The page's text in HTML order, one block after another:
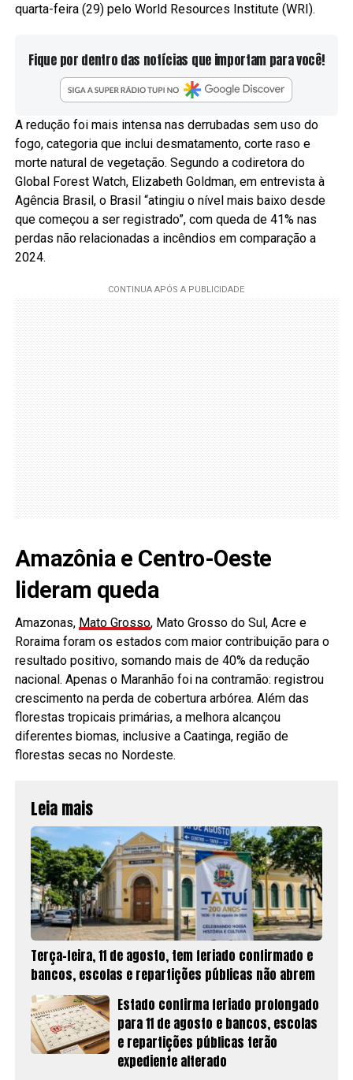
quarta-feira (29) pelo World Resources Institute (WRI).
Fique por dentro das notícias que importam para você!
A redução foi mais intensa nas derrubadas sem uso do
fogo, categoria que inclui desmatamento, corte raso e
morte natural de vegetação. Segundo a codiretora do
Global Forest Watch, Elizabeth Goldman, em entrevista à
Agência Brasil, o Brasil “atingiu o nível mais baixo desde
que começou a ser registrado”, com queda de 41% nas
perdas não relacionadas a incêndios em comparação a
2024.
Amazônia e Centro-Oeste
lideram queda
Amazonas, Mato Grosso, Mato Grosso do Sul, Acre e
Roraima foram os estados com maior contribuição para o
resultado positivo, somando mais de 40% da redução
nacional. Apenas o Maranhão foi na contramão: registrou
crescimento na perda de cobertura arbórea. Além das
florestas tropicais primárias, a melhora alcançou
diferentes biomas, inclusive a Caatinga, região de
florestas secas no Nordeste.
Leia mais
Terça-feira, 11 de agosto, tem feriado confirmado e
bancos, escolas e repartições públicas não abrem
Estado confirma feriado prolongado
para 11 de agosto e bancos, escolas
e repartições públicas terão
expediente alterado